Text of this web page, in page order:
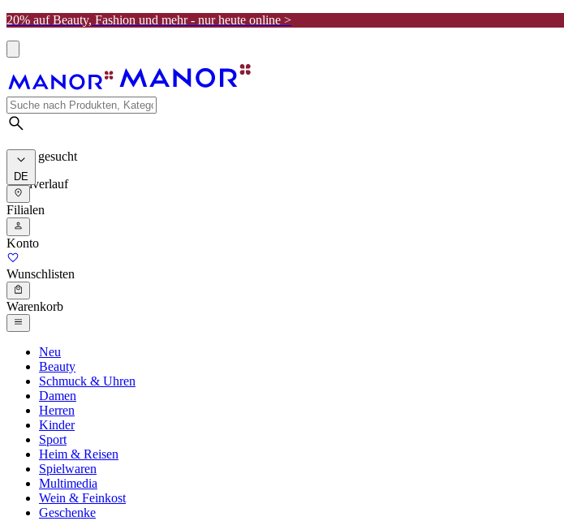
20% auf Beauty, Fashion und mehr - nur heute online >
Meist gesucht
Suchverlauf
DE
Filialen
Konto
Wunschlisten
Warenkorb
Neu
Beauty
Schmuck & Uhren
Damen
Herren
Kinder
Sport
Heim & Reisen
Spielwaren
Multimedia
Wein & Feinkost
Geschenke